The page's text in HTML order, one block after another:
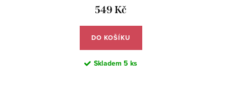
549 Kč
DO KOŠÍKU
Skladem 5 ks